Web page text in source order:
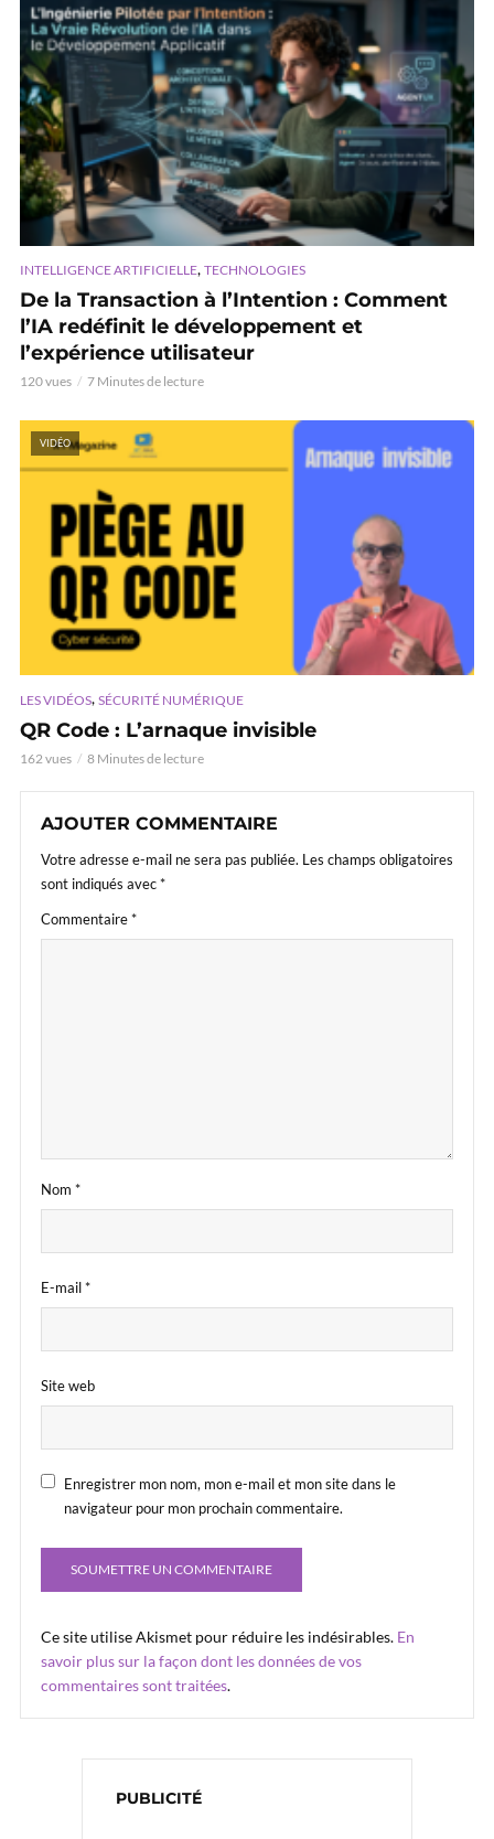
INTELLIGENCE ARTIFICIELLE, TECHNOLOGIES
De la Transaction à l’Intention : Comment
l’IA redéfinit le développement et
l’expérience utilisateur
120 vues 7 Minutes de lecture
VIDÉO
LES VIDÉOS, SÉCURITÉ NUMÉRIQUE
QR Code : L’arnaque invisible
162 vues 8 Minutes de lecture
AJOUTER COMMENTAIRE
Votre adresse e-mail ne sera pas publiée. Les champs obligatoires
sont indiqués avec*
Commentaire*
Nom *
E-mail*
Site web
Enregistrer mon nom, mon e-mail et mon site dans le
navigateur pour mon prochain commentaire.
Ce site utilise Akismet pour réduire les indésirables. En
savoir plus sur la façon dont les données de vos
commentaires sont traitées.
PUBLICITÉ